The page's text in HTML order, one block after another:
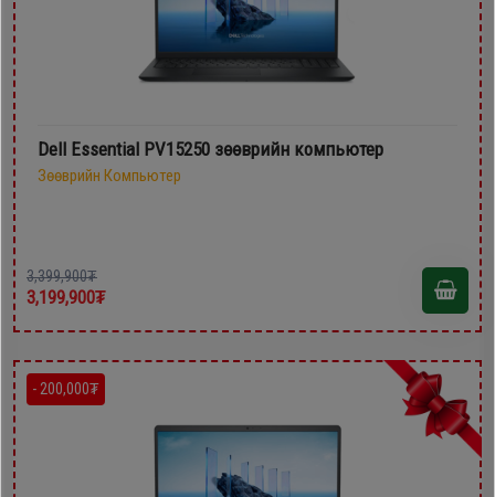
Dell Essential PV15250 зөөврийн компьютер
Зөөврийн Компьютер
3,399,900₮
3,199,900₮
- 200,000₮